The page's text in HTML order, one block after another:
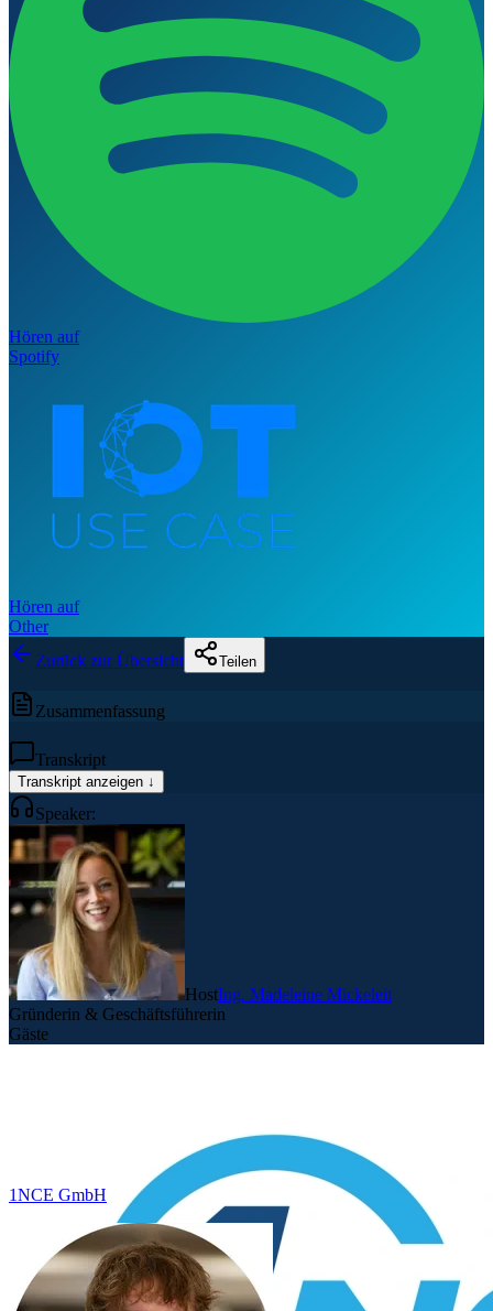
Hören auf
Spotify
Hören auf
Other
Zurück zur Übersicht
Teilen
Zusammenfassung
Transkript
Transkript anzeigen ↓
Speaker:
HostIng. Madeleine Mickeleit
Gründerin & Geschäftsführerin
Gäste
1NCE GmbH